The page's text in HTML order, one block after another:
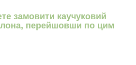
замовити каучуковий
перейшовши по цим